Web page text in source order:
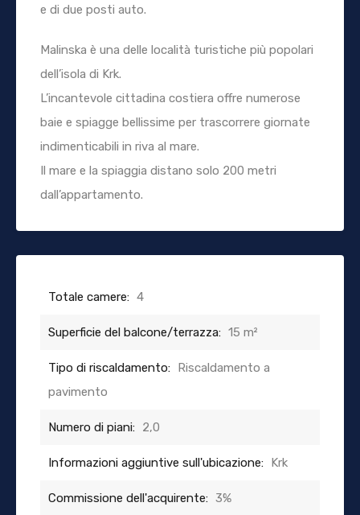
e di due posti auto.
Malinska è una delle località turistiche più popolari
dell’isola di Krk.
L’incantevole cittadina costiera offre numerose
baie e spiagge bellissime per trascorrere giornate
indimenticabili in riva al mare.
Il mare e la spiaggia distano solo 200 metri
dall’appartamento.
Totale camere: 4
Superficie del balcone/terrazza: 15 m²
Tipo di riscaldamento: Riscaldamento a
pavimento
Numero di piani: 2,0
Informazioni aggiuntive sull'ubicazione: Krk
Commissione dell'acquirente: 3%